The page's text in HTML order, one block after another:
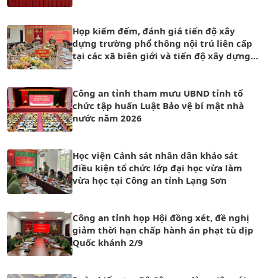
Họp kiểm đếm, đánh giá tiến độ xây
dựng trường phổ thông nội trú liên cấp
tại các xã biên giới và tiến độ xây dựng
Công an tỉnh tham mưu UBND tỉnh tổ
chức tập huấn Luật Bảo vệ bí mật nhà
nước năm 2026
Học viện Cảnh sát nhân dân khảo sát
điều kiện tổ chức lớp đại học vừa làm
vừa học tại Công an tỉnh Lạng Sơn
Công an tỉnh họp Hội đồng xét, đề nghị
giảm thời hạn chấp hành án phạt tù dịp
Quốc khánh 2/9